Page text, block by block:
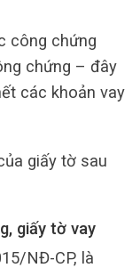
công chứng
chứng – đây
các khoản vay
giấy tờ sau
giấy tờ vay
NĐ-CP, là